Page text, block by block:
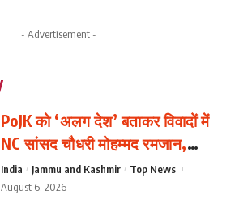
- Advertisement -
PoJK को ‘अलग देश’ बताकर विवादों में
NC सांसद चौधरी मोहम्मद रमजान,
अनुच्छेद 370 की बरसी पर गरमाई
सियासत
India Jammu and Kashmir
Top News
August 6, 2026